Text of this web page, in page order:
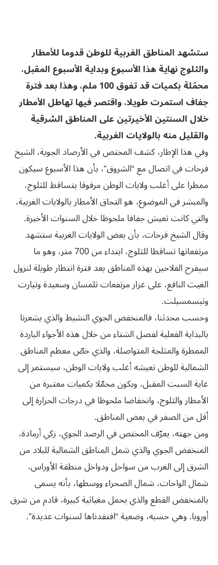
ستشهد المناطق الغربية للوطن قدوما للأمطار
والثلوج نهاية هذا الأسبوع وبداية الأسبوع المقبل،
محمّلة بكميات قد تفوق 100 ملم، وهذا بعد فترة
جفاف استمرت طويلا، واقتصر فيها تهاطل الأمطار
خلال السنتين الأخيرتين على المناطق الشرقية
والقليل منه بالولايات الغربية.
وفي هذا الإطار، كشف المختص في الأرصاد الجوية، الشيخ
فرحات في اتصال مع “الشروق”، بأن هذا الأسبوع سيكون
ممطرا على أغلب ولايات الوطن مرفوقا بتساقط للثلوج،
والمبشر في الموضوع، هو التحاق الأمطار بالولايات الغربية،
والتي كانت تعيش جفافا ملحوظا خلال السنوات الأخيرة.
وقال الشيخ فرحات، بأن بعض الولايات الغربية ستشهد
مرتفعاتها تساقطا للثلوج، ابتداء من 700 متر، وهو ما
سيفرح الفلاحين بهذه المناطق بعد فترة انتظار طويلة لنزول
الغيث النافع، على غرار مرتفعات تلمسان وسعيدة وتيارت
وتيسمسيلت.
وحسب محدثنا، فالمنخفض الجوي النشيط والذي يشعرنا
بالبداية الفعلية لفصل الشتاء من خلال هذه الأجواء الباردة
الممطرة والمثلجة المتواصلة، والذي خصّ معظم المناطق
الشمالية للوطن تعيشه أغلب ولايات الوطن، سيستمر إلى
غاية السبت المقبل، ويكون محمّلا بكميات معتبرة من
الأمطار والثلوج، وانخفاضا ملحوظا في درجات الحرارة إلى
أقل من الصفر في بعض المناطق.
ومن جهته، يعرّف المختص في الرصد الجوي، زكي أرمادة،
المنخفض الجوي والذي شمل المناطق الشمالية للبلاد من
الشرق إلى الغرب من سواحل ودواخل منطقة الأوراس،
شمال الواحات، شمال الصحراء ووسطها، بأنه يسمى
بالمنخفض القطع والذي يحمل مغياثية كبيرة، قادم من شرق
أوروبا. وهي حسبه، وضعية “افتقدناها لسنوات عديدة”.